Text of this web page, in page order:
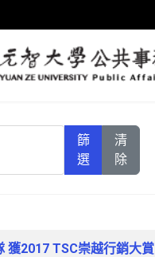
篩
選
清
除
獲2017 TSC崇越行銷大賞